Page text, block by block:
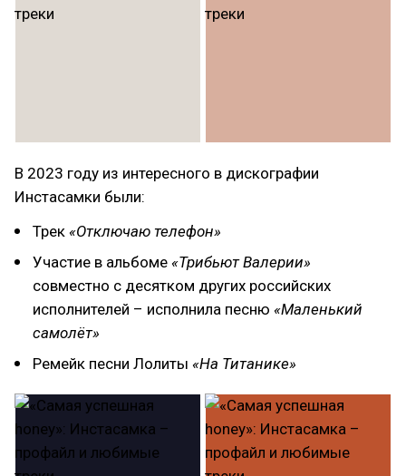
В 2023 году из интересного в дискографии
Инстасамки были:
Трек «Отключаю телефон»
Участие в альбоме «Трибьют Валерии»
совместно с десятком других российских
исполнителей – исполнила песню «Маленький
самолёт»
Ремейк песни Лолиты «На Титанике»